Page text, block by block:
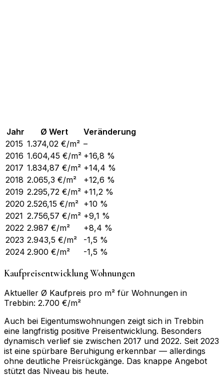
Jahr Ø Wert
Veränderung
2015 1.374,02 €/m² –
2016 1.604,45 €/m² +16,8 %
2017 1.834,87 €/m² +14,4 %
2018 2.065,3 €/m²
+12,6 %
2019 2.295,72 €/m² +11,2 %
2020 2.526,15 €/m² +10 %
2021 2.756,57 €/m² +9,1 %
2022 2.987 €/m²
+8,4 %
2023 2.943,5 €/m²
-1,5 %
2024 2.900 €/m² -1,5 %
Kaufpreisentwicklung Wohnungen
Aktueller Ø Kaufpreis pro m² für Wohnungen in
Trebbin: 2.700 €/m²
Auch bei Eigentumswohnungen zeigt sich in Trebbin
eine langfristig positive Preisentwicklung. Besonders
dynamisch verlief sie zwischen 2017 und 2022. Seit 2023
ist eine spürbare Beruhigung erkennbar — allerdings
ohne deutliche Preisrückgänge. Das knappe Angebot
stützt das Niveau bis heute.